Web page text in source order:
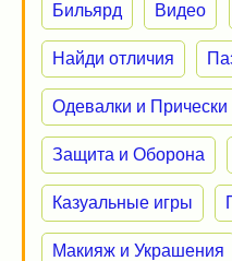
Бильярд Видео
Найди отличия
Одевалки и Прически
Защита и Оборона
Казуальные игры
Макияж и Украшения